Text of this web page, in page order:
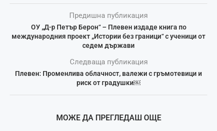
Предишна публикация
ОУ „Д-р Петър Берон“ – Плевен издаде книга по
международния проект „Истории без граници“ с ученици от
седем държави
Следваща публикация
Плевен: Променлива облачност, валежи с гръмотевици и
риск от градушки￼
МОЖЕ ДА ПРЕГЛЕДАШ ОЩЕ